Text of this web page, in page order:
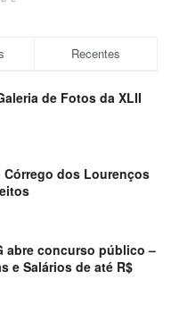
Recentes
de Fotos da XLII
dos Lourenços
abre concurso público –
e Salários de até R$